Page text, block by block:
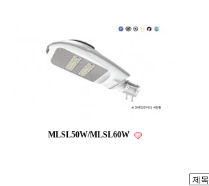
MLSL50W/MLSL60W